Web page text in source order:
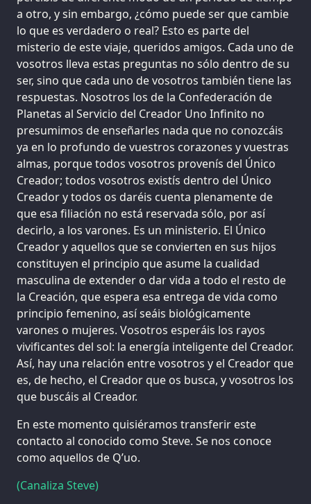
a otro, y sin embargo, ¿cómo puede ser que cambie
lo que es verdadero o real? Esto es parte del
misterio de este viaje, queridos amigos. Cada uno de
vosotros lleva estas preguntas no sólo dentro de su
ser, sino que cada uno de vosotros también tiene las
respuestas. Nosotros los de la Confederación de
Planetas al Servicio del Creador Uno Infinito no
presumimos de enseñarles nada que no conozcáis
ya en lo profundo de vuestros corazones y vuestras
almas, porque todos vosotros provenís del Único
Creador; todos vosotros existís dentro del Único
Creador y todos os daréis cuenta plenamente de
que esa filiación no está reservada sólo, por así
decirlo, a los varones. Es un ministerio. El Único
Creador y aquellos que se convierten en sus hijos
constituyen el principio que asume la cualidad
masculina de extender o dar vida a todo el resto de
la Creación, que espera esa entrega de vida como
principio femenino, así seáis biológicamente
varones o mujeres. Vosotros esperáis los rayos
vivificantes del sol: la energía inteligente del Creador.
Así, hay una relación entre vosotros y el Creador que
es, de hecho, el Creador que os busca, y vosotros los
que buscáis al Creador.
En este momento quisiéramos transferir este
contacto al conocido como Steve. Se nos conoce
como aquellos de Q’uo.
(Canaliza Steve)